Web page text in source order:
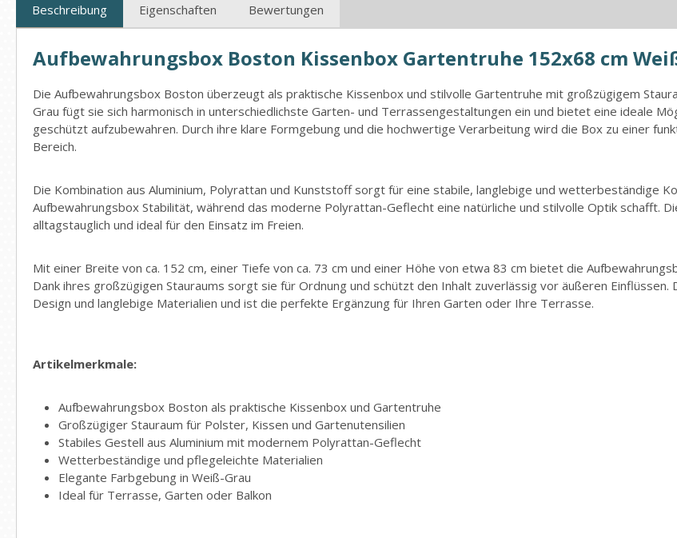
Beschreibung Eigenschaften Bewertungen
Aufbewahrungsbox Boston Kissenbox Gartentruhe 152x68 cm
Die Aufbewahrungsbox Boston überzeugt als praktische Kissenbox und stilvolle Gartentruhe mit großzügigem
Grau fügt sie sich harmonisch in unterschiedlichste Garten- und Terrassengestaltungen ein und bietet eine ideale
geschützt aufzubewahren. Durch ihre klare Formgebung und die hochwertige Verarbeitung wird die Box zu einer
Bereich.
Die Kombination aus Aluminium, Polyrattan und Kunststoff sorgt für eine stabile, langlebige und wetterbeständige
Aufbewahrungsbox Stabilität, während das moderne Polyrattan-Geflecht eine natürliche und stilvolle Optik schafft.
alltagstauglich und ideal für den Einsatz im Freien.
Mit einer Breite von ca. 152 cm, einer Tiefe von ca. 73 cm und einer Höhe von etwa 83 cm bietet die
Dank ihres großzügigen Stauraums sorgt sie für Ordnung und schützt den Inhalt zuverlässig vor äußeren
Design und langlebige Materialien und ist die perfekte Ergänzung für Ihren Garten oder Ihre Terrasse.
Artikelmerkmale:
Aufbewahrungsbox Boston als praktische Kissenbox und Gartentruhe
Großzügiger Stauraum für Polster, Kissen und Gartenutensilien
Stabiles Gestell aus Aluminium mit modernem Polyrattan-Geflecht
Wetterbeständige und pflegeleichte Materialien
Elegante Farbgebung in Weiß-Grau
Ideal für Terrasse, Garten oder Balkon